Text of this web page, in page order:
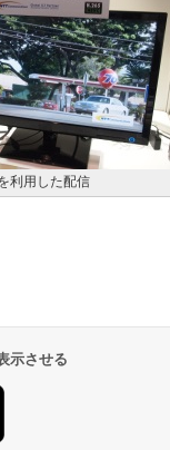
利用した配信
示させる